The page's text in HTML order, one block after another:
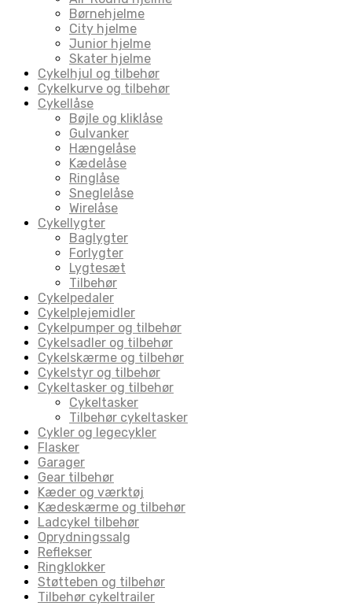
Børnehjelme
City hjelme
Junior hjelme
Skater hjelme
Cykelhjul og tilbehør
Cykelkurve og tilbehør
Cykellåse
Bøjle og kliklåse
Gulvanker
Hængelåse
Kædelåse
Ringlåse
Sneglelåse
Wirelåse
Cykellygter
Baglygter
Forlygter
Lygtesæt
Tilbehør
Cykelpedaler
Cykelplejemidler
Cykelpumper og tilbehør
Cykelsadler og tilbehør
Cykelskærme og tilbehør
Cykelstyr og tilbehør
Cykeltasker og tilbehør
Cykeltasker
Tilbehør cykeltasker
Cykler og legecykler
Flasker
Garager
Gear tilbehør
Kæder og værktøj
Kædeskærme og tilbehør
Ladcykel tilbehør
Oprydningssalg
Reflekser
Ringklokker
Støtteben og tilbehør
Tilbehør cykeltrailer